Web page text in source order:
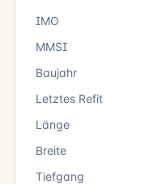
IMO
MMSI
Baujahr
Letztes Refit
Länge
Breite
Tiefgang